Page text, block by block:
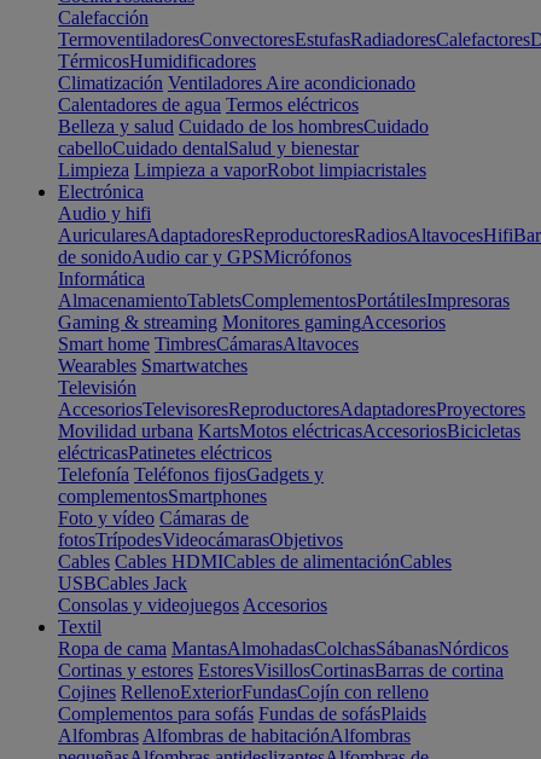
Calefacción
TermoventiladoresConvectoresEstufasRadiadoresCalefactores
TérmicosHumidificadores
Climatización Ventiladores Aire acondicionado
Calentadores de agua Termos eléctricos
Belleza y salud Cuidado de los hombresCuidado
cabelloCuidado dentalSalud y bienestar
Limpieza Limpieza a vaporRobot limpiacristales
Electrónica
Audio y hifi
AuricularesAdaptadoresReproductoresRadiosAltavocesHifi
de sonidoAudio car y GPSMicrófonos
Informática
AlmacenamientoTabletsComplementosPortátilesImpresoras
Gaming & streaming Monitores gamingAccesorios
Smart home TimbresCámarasAltavoces
Wearables Smartwatches
Televisión
AccesoriosTelevisoresReproductoresAdaptadoresProyectores
Movilidad urbana KartsMotos eléctricasAccesoriosBicicletas
eléctricasPatinetes eléctricos
Telefonía Teléfonos fijosGadgets y
complementosSmartphones
Foto y vídeo Cámaras de
fotosTrípodesVideocámarasObjetivos
Cables Cables HDMICables de alimentaciónCables
USBCables Jack
Consolas y videojuegos Accesorios
Textil
Ropa de cama MantasAlmohadasColchasSábanasNórdicos
Cortinas y estores EstoresVisillosCortinasBarras de cortina
Cojines RellenoExteriorFundasCojín con relleno
Complementos para sofás Fundas de sofásPlaids
Alfombras Alfombras de habitaciónAlfombras